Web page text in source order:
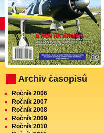
Archiv časopisů
Ročník 2006
Ročník 2007
Ročník 2008
Ročník 2009
Ročník 2010